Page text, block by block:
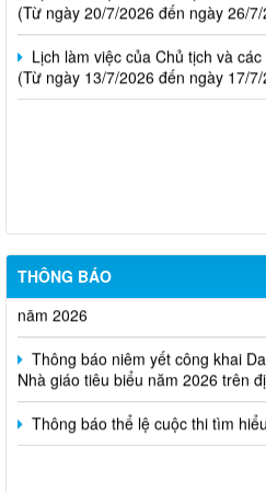
(Từ ngày 20/7/2026 đến ngày 26/
Lịch làm việc của Chủ tịch và
(Từ ngày 13/7/2026 đến ngày 17/
THÔNG BÁO
Thông báo triệu tập thi sinh đủ
dụng viên chức Trung tâm Dịch vụ
năm 2026
Thông báo niêm yết công khai
Nhà giáo tiêu biểu năm 2026 trên
Thông báo thể lệ cuộc thi tìm